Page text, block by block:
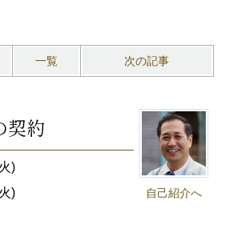
一覧 次の記事
自己紹介へ
契約
)
)